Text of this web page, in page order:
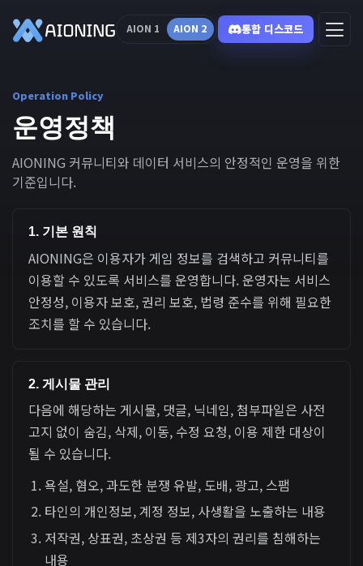
AION 1 AION 2 통합 디스코드
Operation Policy
운영정책
AIONING 커뮤니티와 데이터 서비스의 안정적인 운영을 위한
기준입니다.
1. 기본 원칙
AIONING은 이용자가 게임 정보를 검색하고 커뮤니티를
이용할 수 있도록 서비스를 운영합니다. 운영자는 서비스
안정성, 이용자 보호, 권리 보호, 법령 준수를 위해 필요한
조치를 할 수 있습니다.
2. 게시물 관리
다음에 해당하는 게시물, 댓글, 닉네임, 첨부파일은 사전
고지 없이 숨김, 삭제, 이동, 수정 요청, 이용 제한 대상이
될 수 있습니다.
욕설, 혐오, 과도한 분쟁 유발, 도배, 광고, 스팸
타인의 개인정보, 계정 정보, 사생활을 노출하는 내용
저작권, 상표권, 초상권 등 제3자의 권리를 침해하는
내용